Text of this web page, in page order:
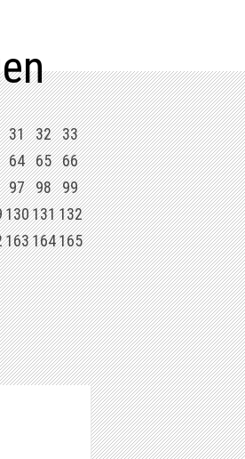
31 32 33
64 65 66
97 98 99
130131132
163164165